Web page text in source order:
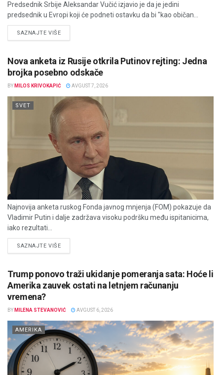
Predsednik Srbije Aleksandar Vučić izjavio je da je jedini
predsednik u Evropi koji će podneti ostavku da bi "kao običan...
SAZNAJTE VIŠEDETAILS
Nova anketa iz Rusije otkrila Putinov rejting: Jedna
brojka posebno odskače
BY MILOS KRIVOKAPIĆ AVGUST 7, 2026
SVET
Najnovija anketa ruskog Fonda javnog mnjenja (FOM) pokazuje da
Vladimir Putin i dalje zadržava visoku podršku među ispitanicima,
iako rezultati...
SAZNAJTE VIŠEDETAILS
Trump ponovo traži ukidanje pomeranja sata: Hoće li
Amerika zauvek ostati na letnjem računanju
vremena?
BY MILENA STEVANOVIĆ AVGUST 6, 2026
AMERIKA